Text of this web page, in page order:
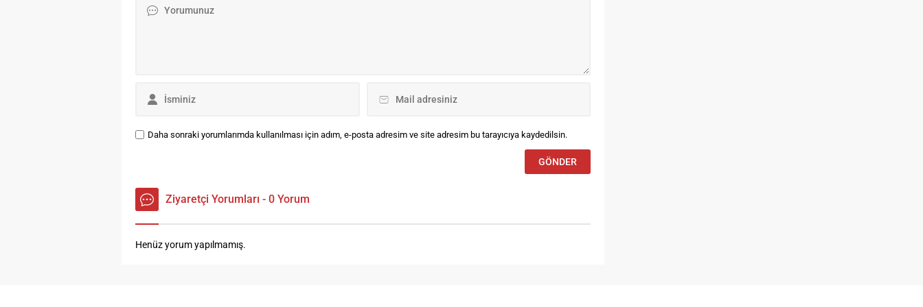
Dr. Fahri Uluç Özbayoğlu, İl
Daha sonraki yorumlarımda kullanılması için adım, e-posta adresim ve site adresim bu tarayıcıya kaydedilsin.
Ziyaretçi Yorumları - 0 Yorum
Henüz yorum yapılmamış.